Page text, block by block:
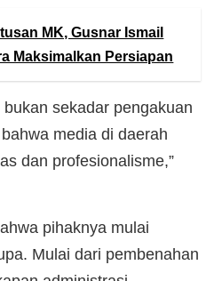
MK, Gusnar Ismail
Maksimalkan Persiapan
sekadar pengakuan
media di daerah
dan profesionalisme,”
pihaknya mulai
Mulai dari pembenahan